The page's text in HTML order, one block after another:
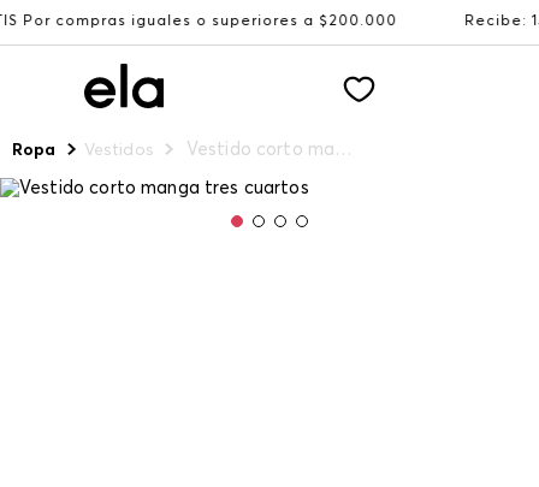
iguales o superiores a $200.000 Recibe: 15%OFF
Ropa Vestidos Vestido corto manga tres cuartos